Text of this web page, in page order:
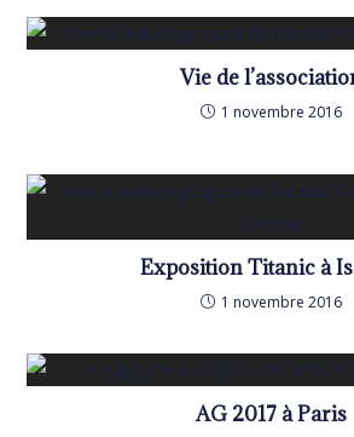
Vie de
1 novembre 2016
Exposition Titanic à
1 novembre 2016
AG 2017 à Paris